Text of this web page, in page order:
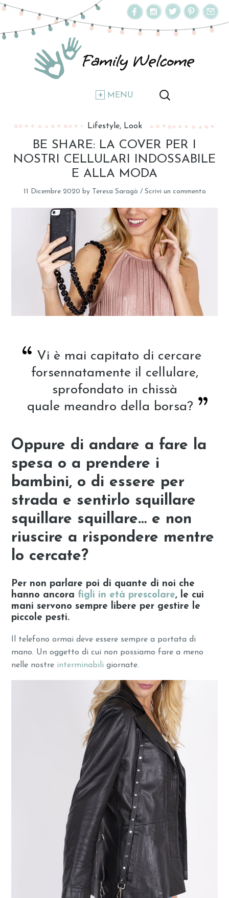
MENU
Lifestyle Look
BE SHARE: LA COVER PER I
NOSTRI CELLULARI INDOSSABILE
E ALLA MODA
11 Dicembre 2020 by Teresa Saragò / Scrivi un commento
Vi è mai capitato di cercare
forsennatamente il cellulare,
sprofondato in chissà
quale meandro della borsa?
Oppure di andare a fare la
spesa o a prendere i
bambini, o di essere per
strada e sentirlo squillare
squillare squillare… e non
riuscire a rispondere mentre
lo cercate?
Per non parlare poi di quante di noi che
hanno ancora figli in età prescolare, le cui
mani servono sempre libere per gestire le
piccole pesti.
Il telefono ormai deve essere sempre a portata di
mano. Un oggetto di cui non possiamo fare a meno
nelle nostre interminabili giornate.